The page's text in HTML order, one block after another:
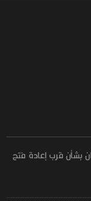
بشأن قرب إعادة فتح